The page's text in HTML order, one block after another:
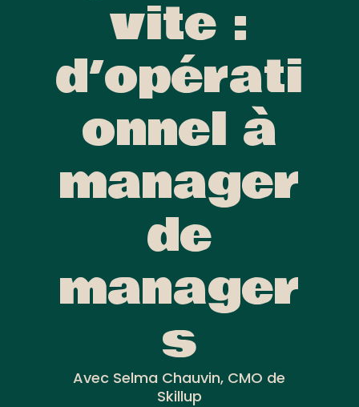
vite :
d’opérati
onnel à
manager
de
manager
s
Avec Selma Chauvin, CMO de
Skillup